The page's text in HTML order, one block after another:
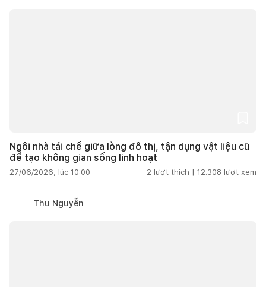
Ngôi nhà tái chế giữa lòng đô thị, tận dụng vật liệu cũ
để tạo không gian sống linh hoạt
27/06/2026, lúc 10:00 2 lượt thích | 12.308 lượt xem
Thu Nguyễn